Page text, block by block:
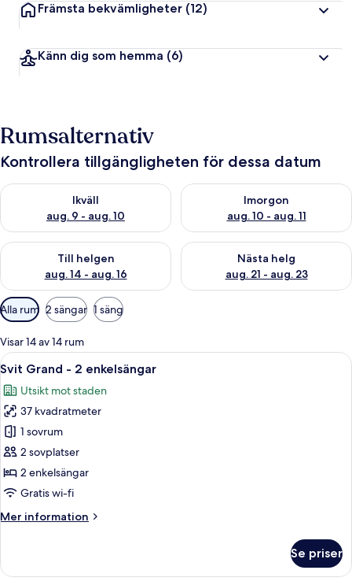
Främsta bekvämligheter (12)
Känn dig som hemma (6)
Rumsalternativ
Kontrollera tillgängligheten för dessa datum
Ikväll
aug. 9 - aug. 10
Kontrollera tillgängligheten för ikväll aug. 9 - aug. 10
Imorgon
aug. 10 - aug. 11
Kontrollera tillgängligheten
Till helgen
aug. 14 - aug. 16
Kontrollera tillgängligheten för den här helgen aug. 14 - aug.
Nästa helg
aug. 21 - aug. 23
Kontrollera tillgängligheten
Tillgängliga
filter
för
rum
Alla rum 2 sängar 1 säng
Visar 14 av 14 rum
Öppna
alla
foton
för
Svit
Grand
-
2
Ett hotellrum med en säng, en
6
Svit Grand - 2 enkelsängar
Utsikt mot staden
37 kvadratmeter
1 sovrum
2 sovplatser
2 enkelsängar
Gratis wi-fi
Mer information
Mer
Grand
Se priser